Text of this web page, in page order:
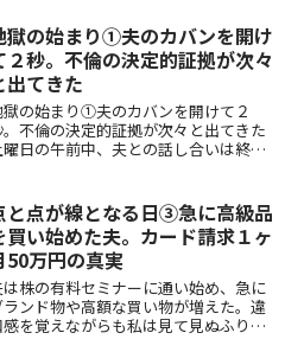
獄の始まり①夫のカバンを開け
２秒。不倫の決定的証拠が次々
出てきた
獄の始まり①夫のカバンを開けて２
不倫の決定的証拠が次々と出てきた
日の午前中、夫との話し合いは終わ
するまでは、このまま夫婦を続ける。
もたちには気づかれない...
と点が線となる日③急に高級品
買い始めた夫。カード請求１ヶ
50万円の真実
株の有料セミナーに通い始め、急に
ランド物や高額な買い物が増えた。違
を覚えながらも私は見て見ぬふりを